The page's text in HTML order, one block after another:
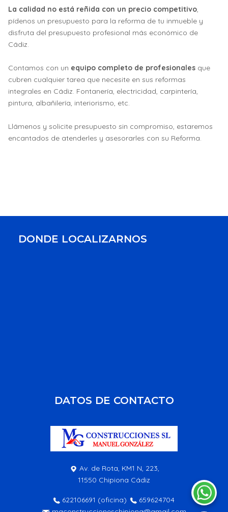
La calidad no está reñida con un precio competitivo,
pídenos un presupuesto para la reforma de tu inmueble y
disfruta del presupuesto profesional más económico de
Cádiz.
Contamos con un equipo completo de profesionales que
cubren cualquier tarea que necesite en sus reformas
integrales en Cádiz. Fontanería, electricidad, carpintería,
pintura, albañilería, interiorismo, etc.
Llámenos y solicite presupuesto sin compromiso, estaremos
encantados de atenderles y asesorarles con su Reforma.
DONDE LOCALIZARNOS
DATOS DE CONTACTO
Av. de Rota, KM1 N, 223,
11550 Chipiona Cádiz
622106691 (oficina)
659624704